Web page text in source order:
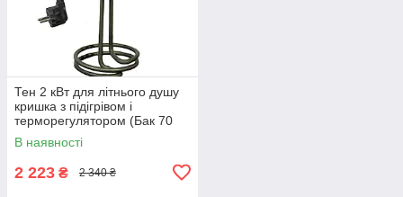
Тен 2 кВт для літнього душу
кришка з підігрівом і
терморегулятором (Бак 70
літрів)
В наявності
2 223 ₴ 2 340 ₴